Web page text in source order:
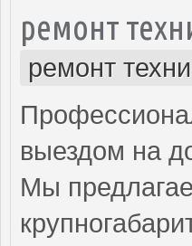
ремонт
ремонт
выездом на
Мы